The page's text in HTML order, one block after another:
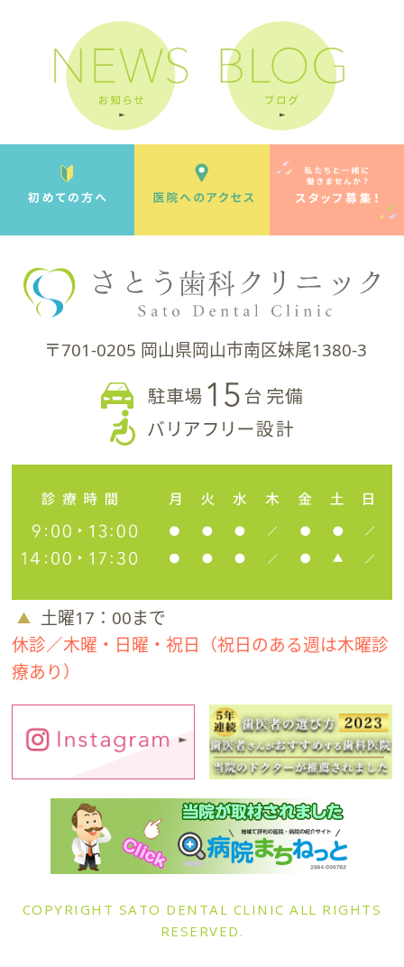
〒701-0205 岡山県岡山市南区妹尾1380-3
土曜17：00まで
休診／木曜・日曜・祝日（祝日のある週は木曜診
療あり）
COPYRIGHT SATO DENTAL CLINIC ALL RIGHTS
RESERVED.